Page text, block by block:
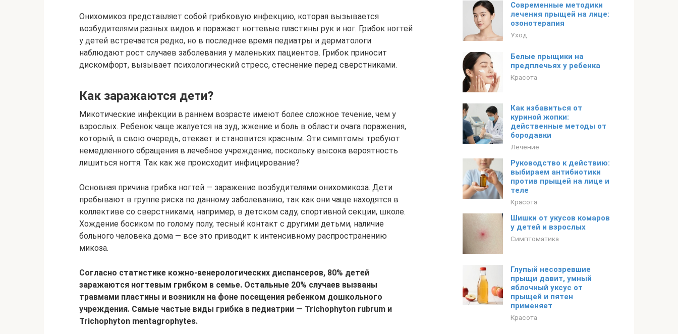
Онихомикоз представляет собой грибковую инфекцию, которая вызывается
возбудителями разных видов и поражает ногтевые пластины рук и ног. Грибок ногтей
у детей встречается редко, но в последнее время педиатры и дерматологи
наблюдают рост случаев заболевания у маленьких пациентов. Грибок приносит
дискомфорт, вызывает психологический стресс, стеснение перед сверстниками.
Как заражаются дети?
Микотические инфекции в раннем возрасте имеют более сложное течение, чем у
взрослых. Ребенок чаще жалуется на зуд, жжение и боль в области очага поражения,
который, в свою очередь, отекает и становится красным. Эти симптомы требуют
немедленного обращения в лечебное учреждение, поскольку высока вероятность
лишиться ногтя. Так как же происходит инфицирование?
Основная причина грибка ногтей — заражение возбудителями онихомикоза. Дети
пребывают в группе риска по данному заболеванию, так как они чаще находятся в
коллективе со сверстниками, например, в детском саду, спортивной секции, школе.
Хождение босиком по голому полу, тесный контакт с другими детьми, наличие
больного человека дома — все это приводит к интенсивному распространению
микоза.
Согласно статистике кожно-венерологических диспансеров, 80% детей
заражаются ногтевым грибком в семье. Остальные 20% случаев вызваны
травмами пластины и возникли на фоне посещения ребенком дошкольного
учреждения. Самые частые виды грибка в педиатрии — Trichophyton rubrum и
Trichophyton mentagrophytes.
Современные методики
лечения прыщей на лице:
озонотерапия
Уход
Белые прыщики на
предплечьях у ребенка
Красота
Как избавиться от
куриной жопки:
действенные методы от
бородавки
Лечение
Руководство к действию:
выбираем антибиотики
против прыщей на лице и
теле
Красота
Шишки от укусов комаров
у детей и взрослых
Симптоматика
Глупый несозревшие
прыщи давит, умный
яблочный уксус от
прыщей и пятен
применяет
Красота